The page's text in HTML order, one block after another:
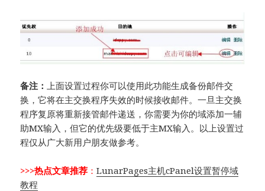
备注： 上面设置过程你可以使用此功能生成备份邮件交
换，它将在主交换程序失效的时候接收邮件。一旦主交换
程序复原将重新接管邮件递送，你需要为你的域添加一辅
助MX输入，但它的优先级要低于主MX输入。以上设置过
程仅从广大新用户朋友做参考。
>>>热点文章推荐 ：LunarPages主机cPanel设置暂停域
教程